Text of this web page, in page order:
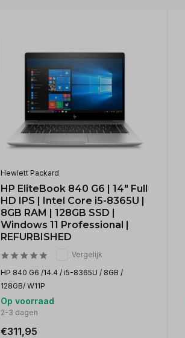
Hewlett Packard
HP EliteBook 840 G6 | 14" Full
HD IPS | Intel Core i5-8365U |
8GB RAM | 128GB SSD |
Windows 11 Professional |
REFURBISHED
Vergelijk
HP 840 G6 /14.4 / i5-8365U / 8GB /
128GB/ W11P
Op voorraad
2-3 dagen
€311,95